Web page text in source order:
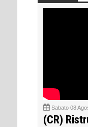
Sabato 08
(CR)